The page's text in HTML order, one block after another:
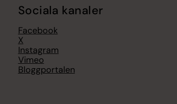
Sociala kanaler
Facebook
X
Instagram
Vimeo
Bloggportalen